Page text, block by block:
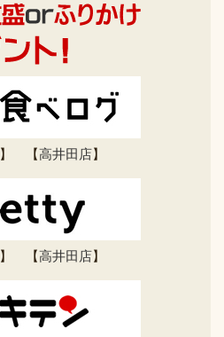
】 【高井田店】
】 【高井田店】